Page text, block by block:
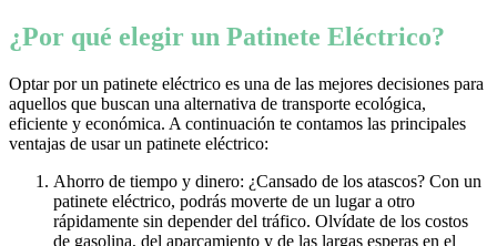
¿Por qué elegir un Patinete Eléctrico?
Optar por un patinete eléctrico es una de las mejores decisiones para
aquellos que buscan una alternativa de transporte ecológica,
eficiente y económica. A continuación te contamos las principales
ventajas de usar un patinete eléctrico:
Ahorro de tiempo y dinero: ¿Cansado de los atascos? Con un
patinete eléctrico, podrás moverte de un lugar a otro
rápidamente sin depender del tráfico. Olvídate de los costos
de gasolina, del aparcamiento y de las largas esperas en el